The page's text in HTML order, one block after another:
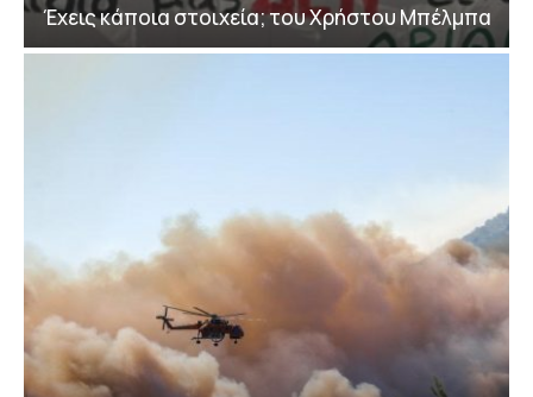
Έχεις κάποια στοιχεία; του Χρήστου Μπέλμπα